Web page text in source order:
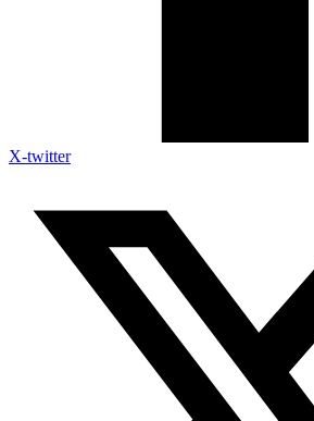
X-twitter